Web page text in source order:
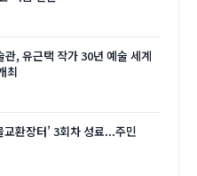
관, 유근택 작가 30년 예술 세계
최
교환장터’ 3회차 성료...주민